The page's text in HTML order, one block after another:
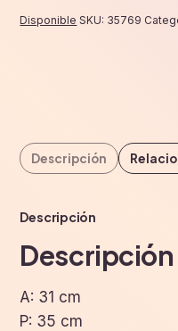
Disponible SKU: 35769
Descripción
Descripción
Descripción
A: 31 cm
P: 35 cm